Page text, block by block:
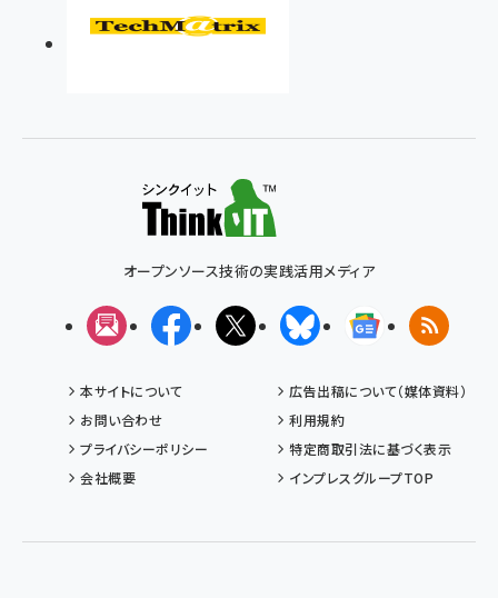
オープンソース技術の実践活用メディア
メルマガFacebookX(エックス)BlueskyGoogleニュ
RSS
本サイトについて
広告出稿について（媒体資料）
お問い合わせ
利用規約
プライバシーポリシー
特定商取引法に基づく表示
会社概要
インプレスグループTOP